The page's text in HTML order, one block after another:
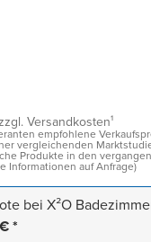
Versandkosten¹
empfohlene
vergleichenden
Produkte in den
Informationen auf Anfrage)
bei X²O
*